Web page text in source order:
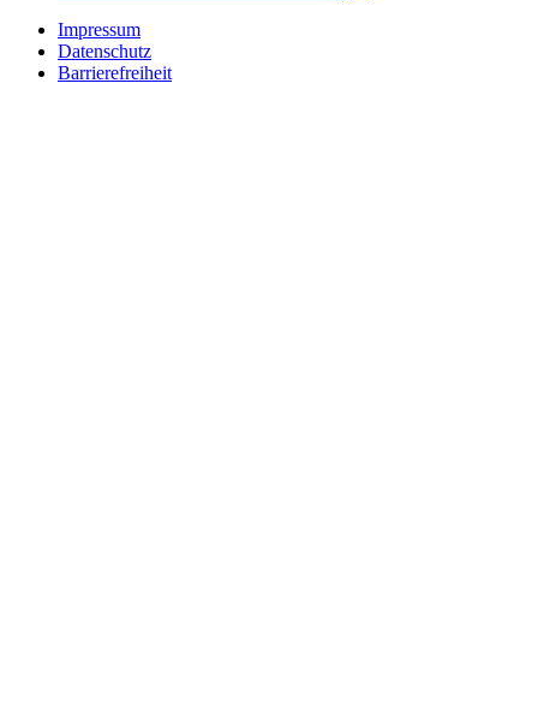
Impressum
Datenschutz
Barrierefreiheit